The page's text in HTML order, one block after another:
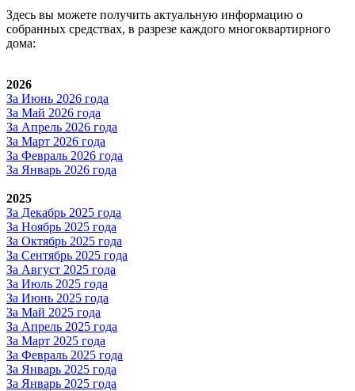
Здесь вы можете получить актуальную информацию о
собранных средствах, в разрезе каждого многоквартирного
дома:
2026
За Июнь 2026 года
За Май 2026 года
За Апрель 2026 года
За Март 2026 года
За Февраль 2026 года
За Январь 2026 года
2025
За Декабрь 2025 года
За Ноябрь 2025 года
За Октябрь 2025 года
За Сентябрь 2025 года
За Август 2025 года
За Июль 2025 года
За Июнь 2025 года
За Май 2025 года
За Апрель 2025 года
За Март 2025 года
За Февраль 2025 года
За Январь 2025 года
За Январь 2025 года